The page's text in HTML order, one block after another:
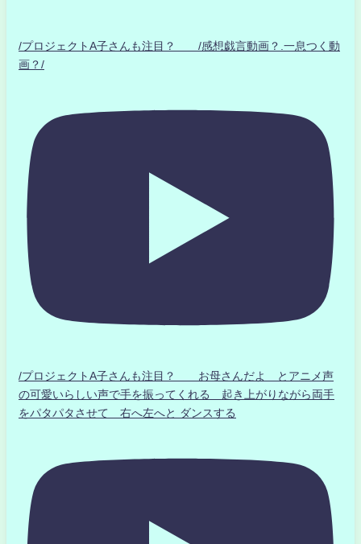
/プロジェクトA子さんも注目？ /感想戯言動画？.一息つく動
画？/
/プロジェクトA子さんも注目？ お母さんだよ とアニメ声
の可愛いらしい声で手を振ってくれる 起き上がりながら両手
をパタパタさせて 右へ左へと ダンスする